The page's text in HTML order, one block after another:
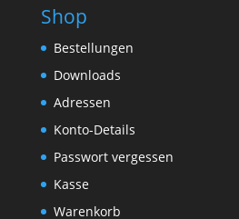
Shop
Bestellungen
Downloads
Adressen
Konto-Details
Passwort vergessen
Kasse
Warenkorb